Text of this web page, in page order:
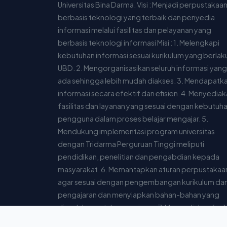
Universitas Bina Darma. Visi : Menjadi perpustakaan
berbasis teknologi yang terbaik dan penyedia
informasi melalui fasilitas dan pelayanan yang
berbasis teknologi informasi Misi : 1. Melengkapi
kebutuhan informasi sesuai kurikulum yang
UBD. 2. Mengorganisasikan seluruh informasi yang
ada sehingga lebih mudah diakses. 3.
informasi secara efektif dan efisien. 4.
fasilitas dan layanan yang sesuai dengan
pengguna dalam proses belajar mengajar. 5.
Mendukung implementasi program universitas
dengan Tridarma Perguruan Tinggi meliputi
pendidikan, penelitian dan pengabdian kepada
masyarakat. 6. Memantapkan aturan
agar sesuai dengan pengembangan kurikulum
pengajaran dan menyiapkan bahan-bahan yang
diperlukan untuk pengajaran. 7. Menyediakan